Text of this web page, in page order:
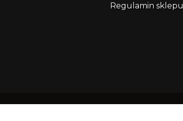
Regulamin sklepu